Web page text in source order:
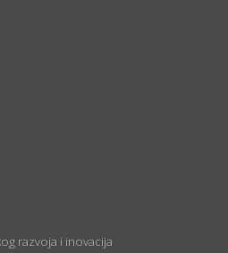
razvoja i inovacija